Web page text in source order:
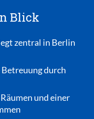
Blick
zentral in Berlin
durch
und einer